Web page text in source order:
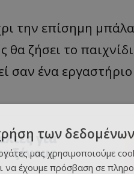
την επίσημη
θα ζήσει το
σαν ένα
για
ξένους
των
μας χρησιμοποιούμε
να έχουμε πρόσβαση σε